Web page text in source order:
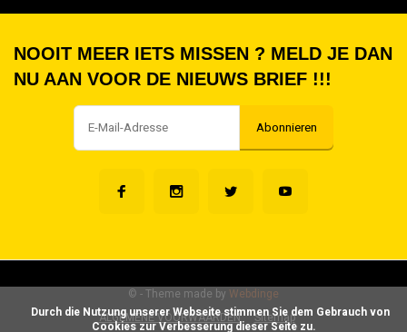
NOOIT MEER IETS MISSEN ? MELD JE DAN
NU AAN VOOR DE NIEUWS BRIEF !!!
Abonnieren
ALGEMENE VOORWAARDEN Sitemap
© - Theme made by Webdinge
Cookies zur Verbesserung dieser Seite zu.